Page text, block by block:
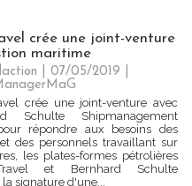
crée une joint-venture
maritime
| 07/05/2019
crée une joint-venture avec
Schulte Shipmanagement
répondre aux besoins des
des personnels travaillant sur
les plates-formes pétrolières
et Bernhard Schulte
signature d'une...